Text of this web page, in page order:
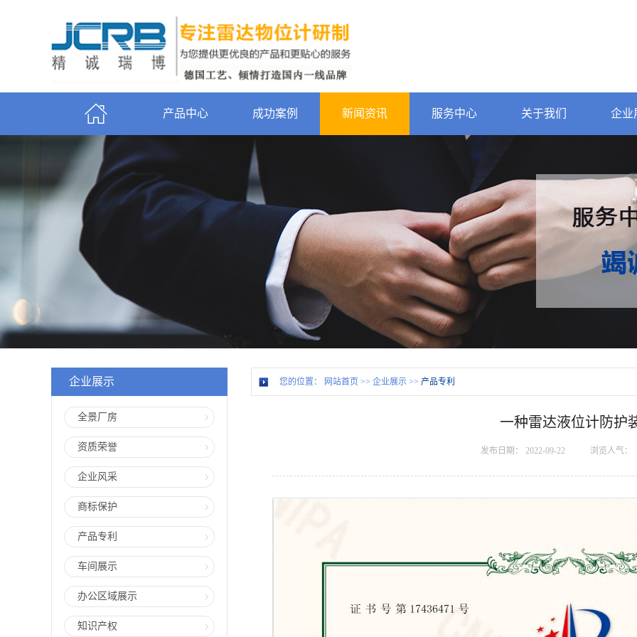
产品中心 成功案例 新闻资讯 服务中心 关于我们 企业
企业展示
全景厂房
资质荣誉
企业风采
商标保护
产品专利
车间展示
办公区域展示
知识产权
您的位置： 网站首页 >> 企业展示 >> 产品专利
一种雷达液位计防护
发布日期： 2022-09-22 浏览人气：